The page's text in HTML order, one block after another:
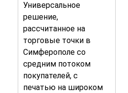
Универсальное
решение,
рассчитанное на
торговые точки в
Симферополе со
средним потоком
покупателей, с
печатью на широком